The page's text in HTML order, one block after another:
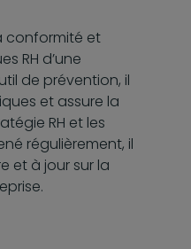
conformité et
RH d’une
de prévention, il
et assure la
RH et les
régulièrement, il
et à jour sur la